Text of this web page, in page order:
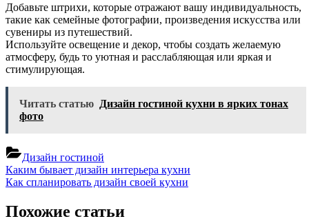
Добавьте штрихи, которые отражают вашу индивидуальность,
такие как семейные фотографии, произведения искусства или
сувениры из путешествий.
Используйте освещение и декор, чтобы создать желаемую
атмосферу, будь то уютная и расслабляющая или яркая и
стимулирующая.
Читать статью Дизайн гостиной кухни в ярких тонах
фото
Дизайн гостиной
Навигация
по
записям
Previous
Post:
Каким бывает дизайн интерьера кухни
Next
Как спланировать дизайн своей кухни
Похожие статьи